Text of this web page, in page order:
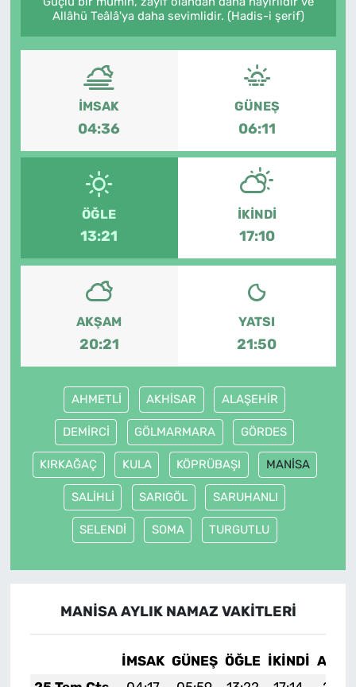
Allâhü Teâlâ'ya daha sevimlidir. (Hadis-i şerif)
İMSAK
04:36
GÜNEŞ
06:11
ÖĞLE
13:21
İKINDI
17:10
AKŞAM
20:21
YATSI
21:50
AHMETLİ AKHİSAR ALAŞEHİR
DEMİRCİ GÖLMARMARA GÖRDES
KIRKAĞAÇ KULA KÖPRÜBAŞI MANİSA
SALİHLİ SARIGÖL SARUHANLI
SELENDİ SOMA TURGUTLU
MANİSA AYLIK NAMAZ VAKITLERI
İMSAK GÜNEŞ ÖĞLE İKINDI